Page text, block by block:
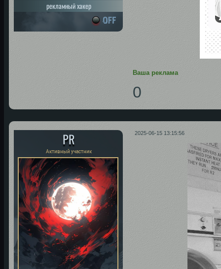
рекламный хакер
Ваша реклама
0
2025-06-15 13:15:56
PR
Активный участник